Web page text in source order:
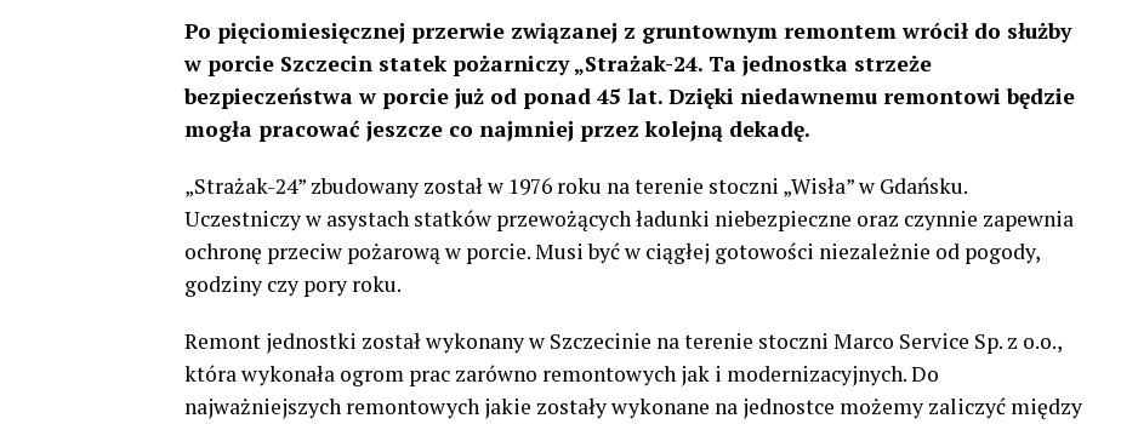
Po pięciomiesięcznej przerwie związanej z gruntownym remontem wrócił do służby
w porcie Szczecin statek pożarniczy „Strażak-24. Ta jednostka strzeże
bezpieczeństwa w porcie już od ponad 45 lat. Dzięki niedawnemu remontowi będzie
mogła pracować jeszcze co najmniej przez kolejną dekadę.
„Strażak-24” zbudowany został w 1976 roku na terenie stoczni „Wisła” w Gdańsku.
Uczestniczy w asystach statków przewożących ładunki niebezpieczne oraz czynnie zapewnia
ochronę przeciw pożarową w porcie. Musi być w ciągłej gotowości niezależnie od pogody,
godziny czy pory roku.
Remont jednostki został wykonany w Szczecinie na terenie stoczni Marco Service Sp. z o.o.,
która wykonała ogrom prac zarówno remontowych jak i modernizacyjnych. Do
najważniejszych remontowych jakie zostały wykonane na jednostce możemy zaliczyć między